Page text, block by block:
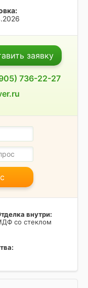
заявку
736-22-27
внутри:
со стеклом